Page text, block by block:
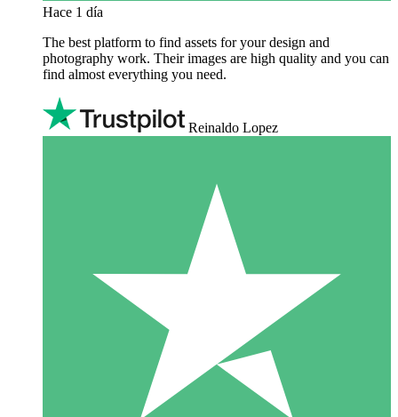
Hace 1 día
The best platform to find assets for your design and
photography work. Their images are high quality and you can
find almost everything you need.
Reinaldo Lopez